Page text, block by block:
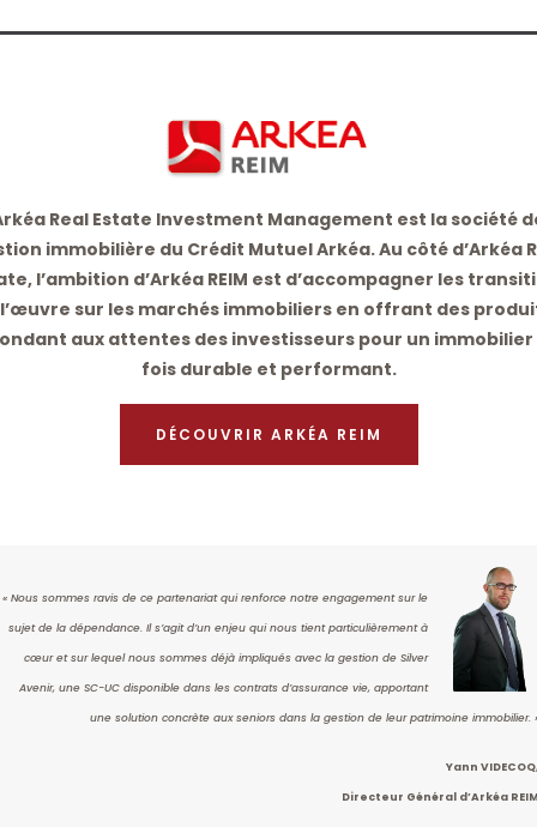
Real Estate Investment Management est la société
immobilière du Crédit Mutuel Arkéa. Au côté d’Arkéa
l’ambition d’Arkéa REIM est d’accompagner les
sur les marchés immobiliers en offrant des
aux attentes des investisseurs pour un immobilier
fois durable et performant.
DÉCOUVRIR ARKÉA REIM
« Nous sommes ravis de ce partenariat qui renforce notre engagement sur le
sujet de la dépendance. Il s’agit d’un enjeu qui nous tient particulièrement à
cœur et sur lequel nous sommes déjà impliqués avec la gestion de Silver
Avenir, une SC-UC disponible dans les contrats d’assurance vie, apportant
une solution concrète aux seniors dans la gestion de leur patrimoine immobilier.
Yann
Directeur Général d’Arkéa